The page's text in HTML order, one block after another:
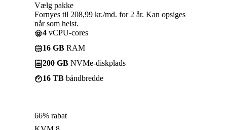
Vælg pakke
Fornyes til 208,99 kr./md. for 2 år. Kan opsiges
når som helst.
4 vCPU-cores
16 GB RAM
200 GB NVMe-diskplads
16 TB båndbredde
66% rabat